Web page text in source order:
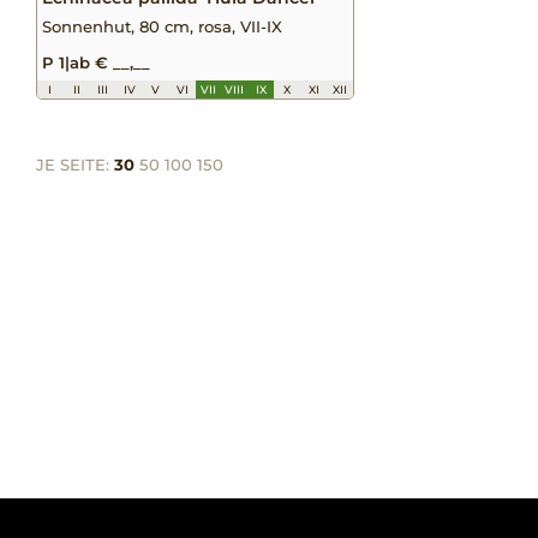
Sonnenhut, 80 cm, rosa, VII-IX
P 1|ab € __,__
I II III IV V VI VII VIII IX X XI XII
JE SEITE: 30 50 100 150